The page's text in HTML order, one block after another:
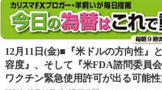
12月11日(金)■『米ドルの方向性』
容度』、そして『米FDA諮問委員
ワクチン緊急使用許可が出る可能性